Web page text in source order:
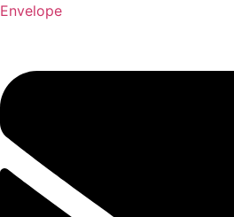
Envelope